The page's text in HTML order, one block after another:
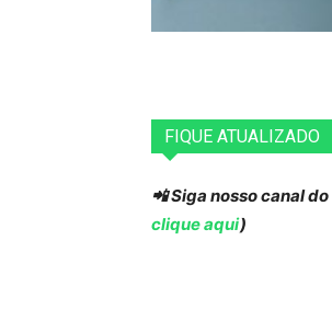
FIQUE ATUALIZADO
📲 Siga nosso canal do
clique aqui)